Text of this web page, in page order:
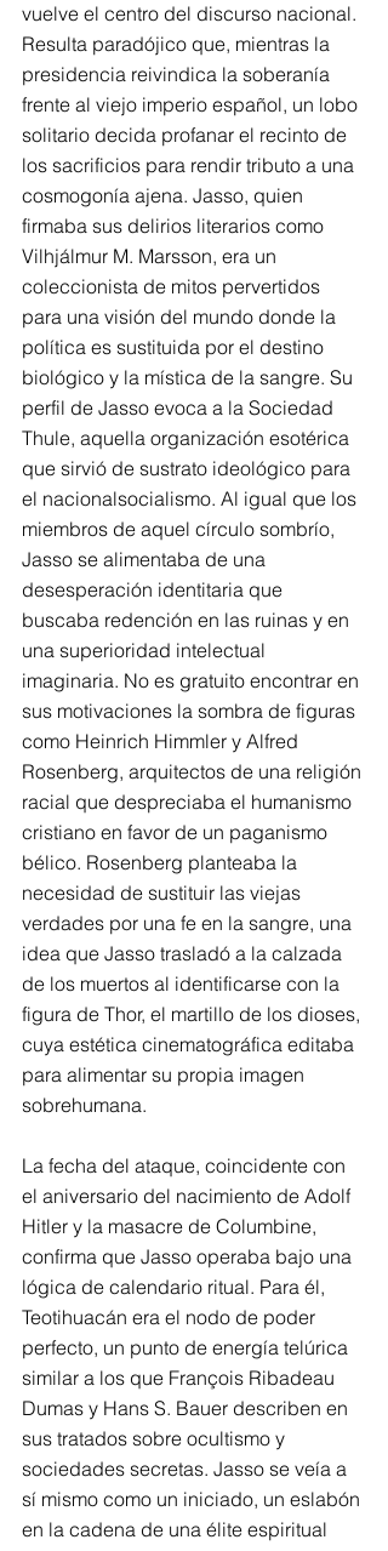
vuelve el centro del discurso nacional.
Resulta paradójico que, mientras la
presidencia reivindica la soberanía
frente al viejo imperio español, un lobo
solitario decida profanar el recinto de
los sacrificios para rendir tributo a una
cosmogonía ajena. Jasso, quien
firmaba sus delirios literarios como
Vilhjálmur M. Marsson, era un
coleccionista de mitos pervertidos
para una visión del mundo donde la
política es sustituida por el destino
biológico y la mística de la sangre. Su
perfil de Jasso evoca a la Sociedad
Thule, aquella organización esotérica
que sirvió de sustrato ideológico para
el nacionalsocialismo. Al igual que los
miembros de aquel círculo sombrío,
Jasso se alimentaba de una
desesperación identitaria que
buscaba redención en las ruinas y en
una superioridad intelectual
imaginaria. No es gratuito encontrar en
sus motivaciones la sombra de figuras
como Heinrich Himmler y Alfred
Rosenberg, arquitectos de una religión
racial que despreciaba el humanismo
cristiano en favor de un paganismo
bélico. Rosenberg planteaba la
necesidad de sustituir las viejas
verdades por una fe en la sangre, una
idea que Jasso trasladó a la calzada
de los muertos al identificarse con la
figura de Thor, el martillo de los dioses,
cuya estética cinematográfica editaba
para alimentar su propia imagen
sobrehumana.
La fecha del ataque, coincidente con
el aniversario del nacimiento de Adolf
Hitler y la masacre de Columbine,
confirma que Jasso operaba bajo una
lógica de calendario ritual. Para él,
Teotihuacán era el nodo de poder
perfecto, un punto de energía telúrica
similar a los que François Ribadeau
Dumas y Hans S. Bauer describen en
sus tratados sobre ocultismo y
sociedades secretas. Jasso se veía a
sí mismo como un iniciado, un eslabón
en la cadena de una élite espiritual